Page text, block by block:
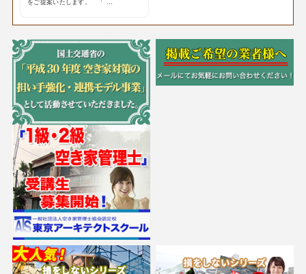
をご提案いたします。 「 ...